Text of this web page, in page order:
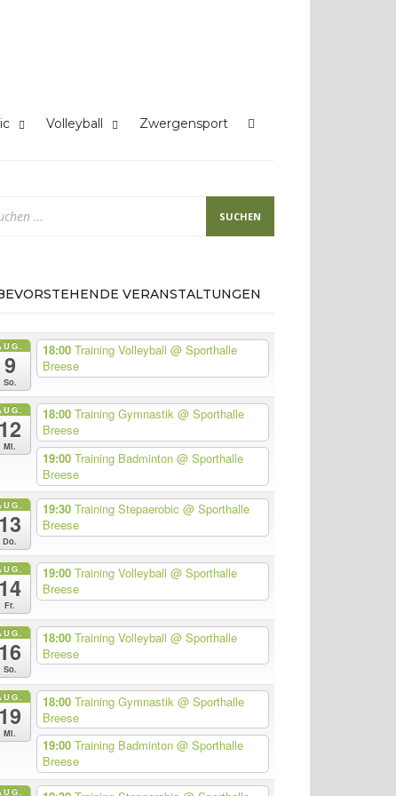
Volleyball Zwergensport
VERANSTALTUNGEN
9
So.
18:00 Training Volleyball @ Sporthalle
Breese
12
Mi.
18:00 Training Gymnastik @ Sporthalle
Breese
19:00 Training Badminton @ Sporthalle
Breese
13
Do.
19:30 Training Stepaerobic @ Sporthalle
Breese
14
Fr.
19:00 Training Volleyball @ Sporthalle
Breese
16
So.
18:00 Training Volleyball @ Sporthalle
Breese
19
Mi.
18:00 Training Gymnastik @ Sporthalle
Breese
19:00 Training Badminton @ Sporthalle
Breese